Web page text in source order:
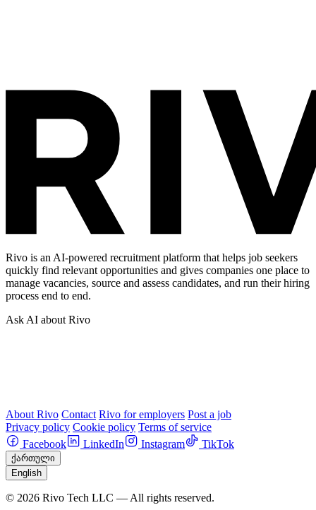
Rivo is an AI-powered recruitment platform that helps job seekers
quickly find relevant opportunities and gives companies one place to
manage vacancies, source and assess candidates, and run their hiring
process end to end.
Ask AI about Rivo
About Rivo Contact Rivo for employers Post a job
Privacy policy Cookie policy Terms of service
Facebook
LinkedIn Instagram TikTok
ქართული
English
© 2026 Rivo Tech LLC — All rights reserved.